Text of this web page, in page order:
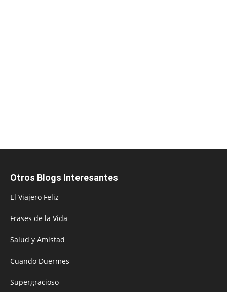
Otros Blogs Interesantes
El Viajero Feliz
Frases de la Vida
Salud y Amistad
Cuando Duermes
Supergracioso